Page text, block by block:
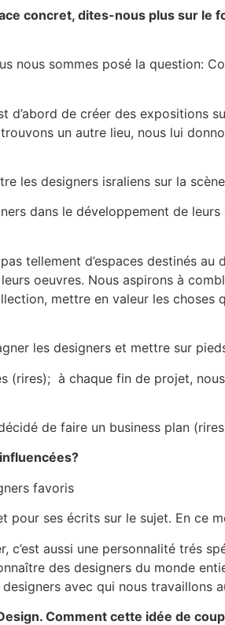
concret, dites-nous plus sur
nous sommes posé la question:
d’abord de créer des
un autre lieu, nous lui
les designers israliens sur la
dans le développement de
tellement d’espaces destinés
oeuvres. Nous aspirons à
mettre en valeur les
les designers et mettre sur
(rires); à chaque fin de projet,
de faire un business plan
favoris
pour ses écrits sur le sujet. En ce
c’est aussi une personnalité trés
des designers du monde
avec qui nous travaillons
Comment cette idée de